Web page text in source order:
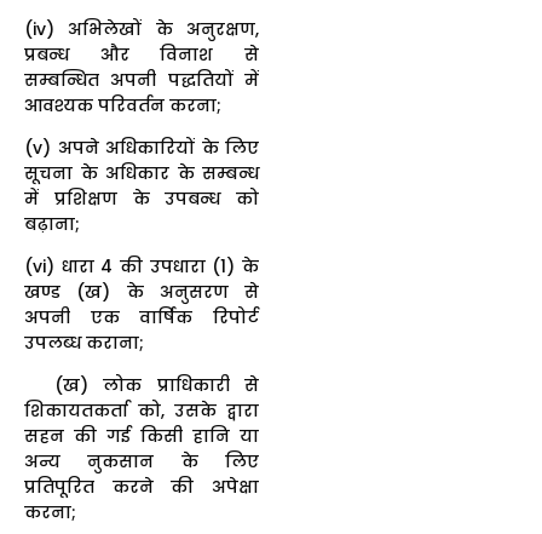
(iv) अभिलेखों के अनुरक्षण,
प्रबन्ध और विनाश से
सम्बन्धित अपनी पद्धतियों में
आवश्यक परिवर्तन करना;
(v) अपने अधिकारियों के लिए
सूचना के अधिकार के सम्बन्ध
में प्रशिक्षण के उपबन्ध को
बढ़ाना;
(vi) धारा 4 की उपधारा (1) के
खण्ड (ख) के अनुसरण से
अपनी एक वार्षिक रिपोर्ट
उपलब्ध कराना;
(ख) लोक प्राधिकारी से
शिकायतकर्ता को, उसके द्वारा
सहन की गई किसी हानि या
अन्य नुकसान के लिए
प्रतिपूरित करने की अपेक्षा
करना;